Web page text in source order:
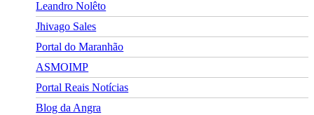
Leandro Nolêto
Jhivago Sales
Portal do Maranhão
ASMOIMP
Portal Reais Notí­cias
Blog da Angra